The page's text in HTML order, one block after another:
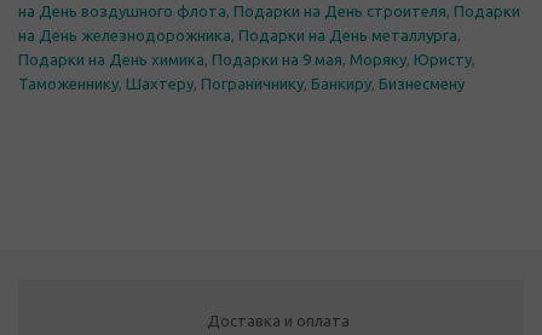
на День воздушного флота, Подарки на День строителя, Подарки
на День железнодорожника, Подарки на День металлурга,
Подарки на День химика, Подарки на 9 мая, Моряку, Юристу,
Таможеннику, Шахтеру, Пограничнику, Банкиру, Бизнесмену
Доставка и оплата